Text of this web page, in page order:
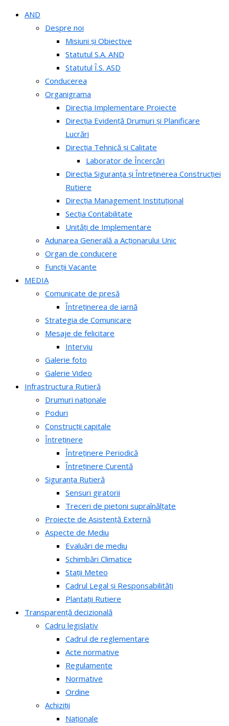
AND
Despre noi
Misiuni și Obiective
Statutul S.A. AND
Statutul Î.S. ASD
Conducerea
Organigrama
Direcția Implementare Proiecte
Direcția Evidență Drumuri și Planificare
Lucrări
Direcția Tehnică și Calitate
Laborator de Încercări
Direcția Siguranța și Întreținerea Construcției
Rutiere
Direcția Management Instituțional
Secția Contabilitate
Unități de Implementare
Adunarea Generală a Acționarului Unic
Organ de conducere
Funcții Vacante
MEDIA
Comunicate de presă
Întreținerea de iarnă
Strategia de Comunicare
Mesaje de felicitare
Interviu
Galerie foto
Galerie Video
Infrastructura Rutieră
Drumuri naționale
Poduri
Construcții capitale
Întreținere
Întreținere Periodică
Întreținere Curentă
Siguranța Rutieră
Sensuri giratorii
Treceri de pietoni supraînălțate
Proiecte de Asistență Externă
Aspecte de Mediu
Evaluări de mediu
Schimbări Climatice
Stații Meteo
Cadrul Legal și Responsabilități
Plantații Rutiere
Transparență decizională
Cadru legislativ
Cadrul de reglementare
Acte normative
Regulamente
Normative
Ordine
Achiziții
Naționale